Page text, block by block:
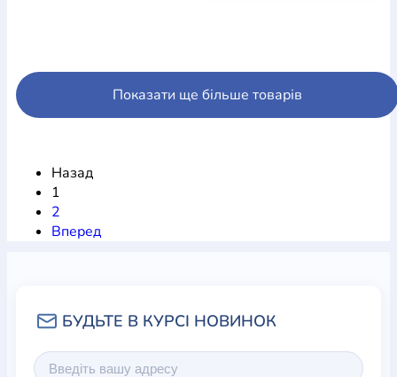
Показати ще більше товарів
Назад
1
2
Вперед